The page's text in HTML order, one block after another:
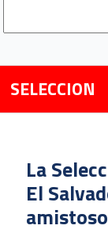
SELECCION
La
El
amistoso